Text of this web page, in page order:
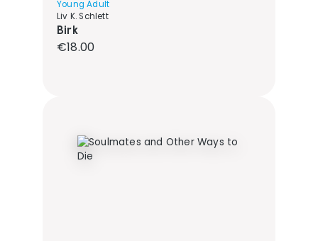
Young Adult
Liv K. Schlett
Birk
Regular price:
€18.00